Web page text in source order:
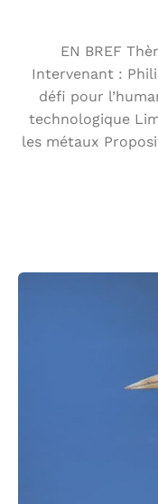
EN BREF
Intervenant :
défi pour
technologique
les métaux